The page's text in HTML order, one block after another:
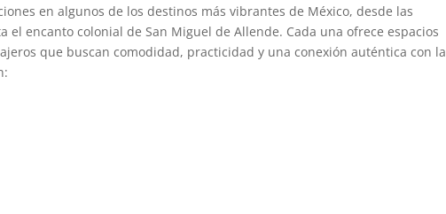
en algunos de los destinos más vibrantes de México, desde las
el encanto colonial de San Miguel de Allende. Cada una ofrece espacios
que buscan comodidad, practicidad y una conexión auténtica con la